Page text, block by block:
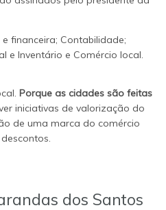
financeira; Contabilidade;
e Inventário e Comércio local.
Porque as cidades são feitas
iniciativas de valorização do
de uma marca do comércio
dos Santos